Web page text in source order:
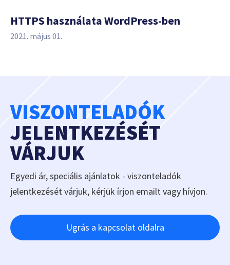
HTTPS használata WordPress-ben
2021. május 01.
VISZONTELADÓK
JELENTKEZÉSÉT
VÁRJUK
Egyedi ár, speciális ajánlatok - viszonteladók
jelentkezését várjuk, kérjük írjon emailt vagy hívjon.
Ugrás a kapcsolat oldalra